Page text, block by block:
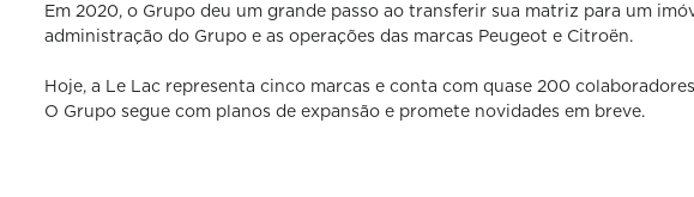
Em 2020, o Grupo deu um grande passo ao transferir sua matriz para um
administração do Grupo e as operações das marcas Peugeot e Citroën.
Hoje, a Le Lac representa cinco marcas e conta com quase 200
O Grupo segue com planos de expansão e promete novidades em breve.